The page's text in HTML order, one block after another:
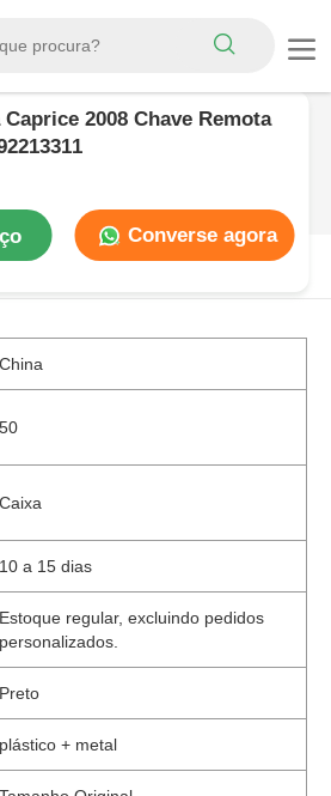
2008 Chave Remota
Converse agora
China
50
Caixa
10 a 15 dias
Estoque regular, excluindo pedidos
personalizados.
Preto
plástico + metal